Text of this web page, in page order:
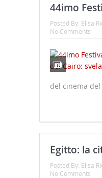
44imo
Posted By: Elisa
No Comments
del cinema del
Egitto: la
Posted By: Elisa
No Comments